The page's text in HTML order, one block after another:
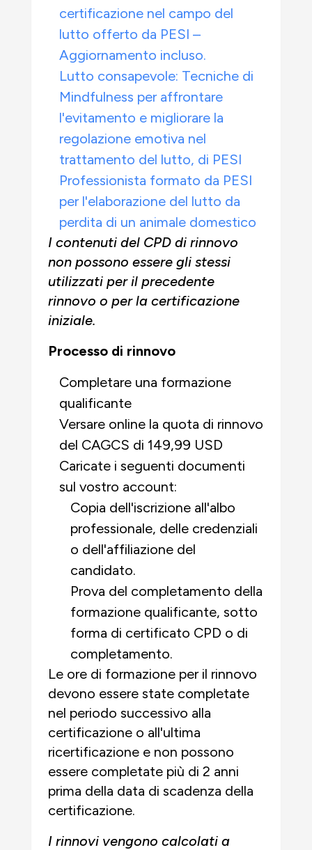
certificazione nel campo del
lutto offerto da PESI –
Aggiornamento incluso.
Lutto consapevole: Tecniche di
Mindfulness per affrontare
l'evitamento e migliorare la
regolazione emotiva nel
trattamento del lutto, di PESI
Professionista formato da PESI
per l'elaborazione del lutto da
perdita di un animale domestico
I contenuti del CPD di rinnovo
non possono essere gli stessi
utilizzati per il precedente
rinnovo o per la certificazione
iniziale.
Processo di rinnovo
Completare una formazione
qualificante
Versare online la quota di rinnovo
del CAGCS di 149,99 USD
Caricate i seguenti documenti
sul vostro account:
Copia dell'iscrizione all'albo
professionale, delle credenziali
o dell'affiliazione del
candidato.
Prova del completamento della
formazione qualificante, sotto
forma di certificato CPD o di
completamento.
Le ore di formazione per il rinnovo
devono essere state completate
nel periodo successivo alla
certificazione o all'ultima
ricertificazione e non possono
essere completate più di 2 anni
prima della data di scadenza della
certificazione.
I rinnovi vengono calcolati a